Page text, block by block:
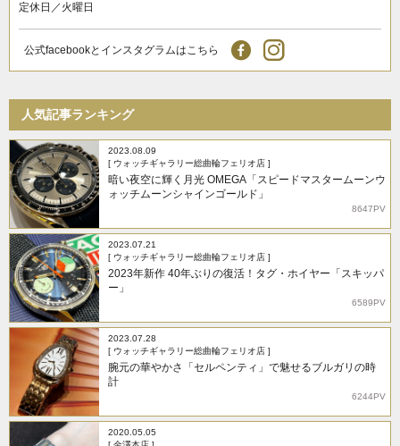
定休日／火曜日
公式facebookとインスタグラムはこちら
人気記事ランキング
2023.08.09
[ ウォッチギャラリー総曲輪フェリオ店 ]
暗い夜空に輝く月光 OMEGA「スピードマスタームーンウ
ォッチムーンシャインゴールド」
8647PV
2023.07.21
[ ウォッチギャラリー総曲輪フェリオ店 ]
2023年新作 40年ぶりの復活！タグ・ホイヤー「スキッパ
ー」
6589PV
2023.07.28
[ ウォッチギャラリー総曲輪フェリオ店 ]
腕元の華やかさ「セルペンティ」で魅せるブルガリの時
計
6244PV
2020.05.05